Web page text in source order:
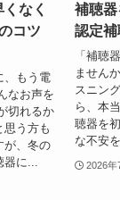
なく
コツ
、もう電
なお声を
切れるか
思う方も
が、冬の
器に...
補聴
認定
「補聴
ません
スニン
ら、本
聴器を
な不安
2026年